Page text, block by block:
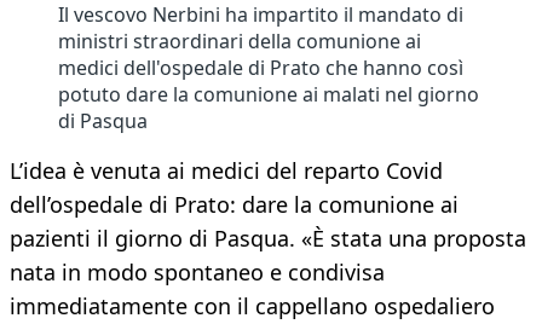
Il vescovo Nerbini ha impartito il mandato di
ministri straordinari della comunione ai
medici dell'ospedale di Prato che hanno così
potuto dare la comunione ai malati nel giorno
di Pasqua
L’idea è venuta ai medici del reparto Covid
dell’ospedale di Prato: dare la comunione ai
pazienti il giorno di Pasqua. «È stata una proposta
nata in modo spontaneo e condivisa
immediatamente con il cappellano ospedaliero